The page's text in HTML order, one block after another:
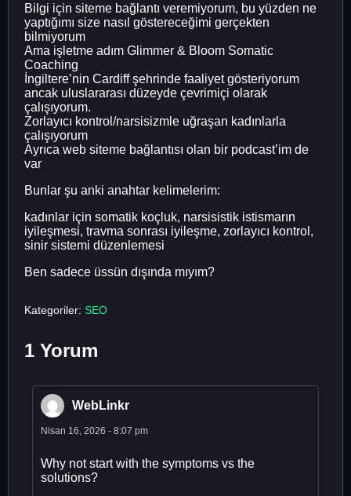
Bilgi için siteme bağlantı veremiyorum, bu yüzden ne
yaptığımı size nasıl göstereceğimi gerçekten
bilmiyorum
Ama işletme adım Glimmer & Bloom Somatic
Coaching
İngiltere’nin Cardiff şehrinde faaliyet gösteriyorum
ancak uluslararası düzeyde çevrimiçi olarak
çalışıyorum.
Zorlayıcı kontrol/narsisizmle uğraşan kadınlarla
çalışıyorum
Ayrıca web siteme bağlantısı olan bir podcast’im de
var
Bunlar şu anki anahtar kelimelerim:
kadınlar için somatik koçluk, narsisistik istismarın
iyileşmesi, travma sonrası iyileşme, zorlayıcı kontrol,
sinir sistemi düzenlemesi
Ben sadece üssün dışında mıyım?
Kategoriler: SEO
1 Yorum
WebLinkr
Nisan 16, 2026 - 8:07 pm
Why not start with the symptoms vs the
solutions?